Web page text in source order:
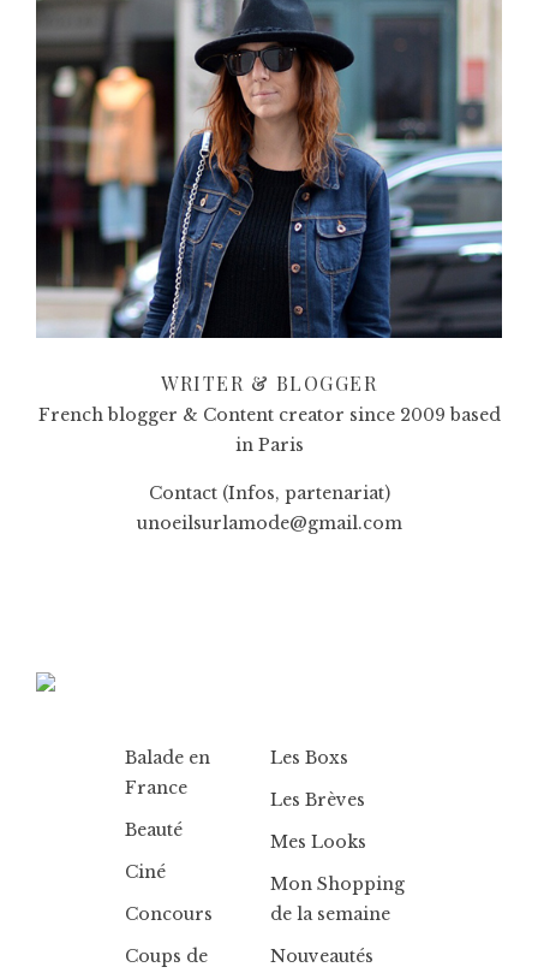
WRITER & BLOGGER
French blogger & Content creator since 2009 based
in Paris
Contact (Infos, partenariat)
unoeilsurlamode@gmail.com
Balade en
France
Beauté
Ciné
Concours
Coups de
Les Boxs
Les Brèves
Mes Looks
Mon Shopping
de la semaine
Nouveautés